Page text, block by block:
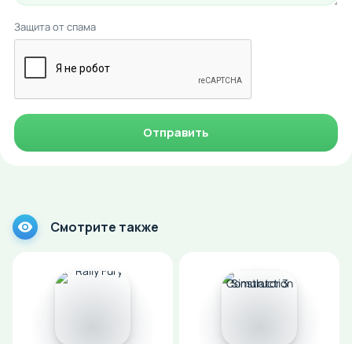
Защита от спама
Отправить
Смотрите также